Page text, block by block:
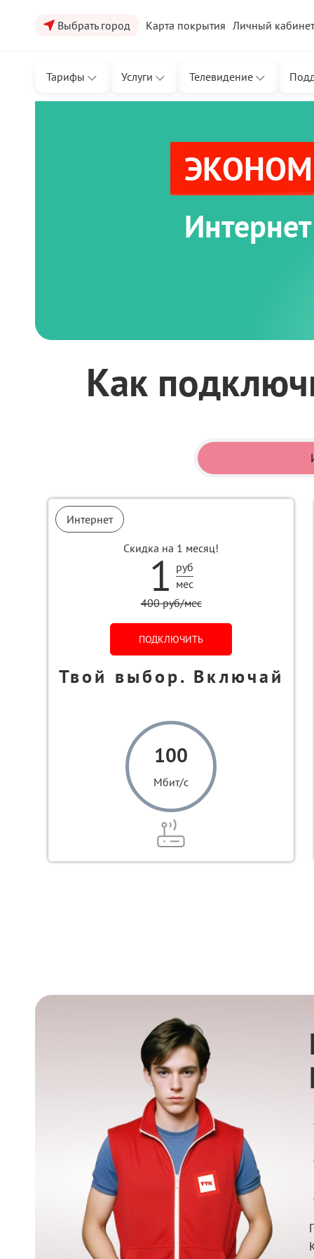
Выбрать город Карта покрытия Личный кабинет
Тарифы Услуги Телевидение
Как
Интернет
Скидка на 1 месяц!
1 руб
мес
400 руб/мес
ПОДКЛЮЧИТЬ
Твой выбор. Включай
100
Мбит/с